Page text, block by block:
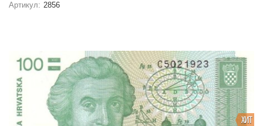
Артикул: 2856
ХИТ